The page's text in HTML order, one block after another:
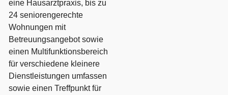
eine Hausarztpraxis, bis zu
24 seniorengerechte
Wohnungen mit
Betreuungsangebot sowie
einen Multifunktionsbereich
für verschiedene kleinere
Dienstleistungen umfassen
sowie einen Treffpunkt für